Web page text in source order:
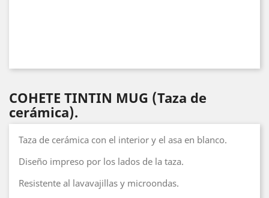
COHETE TINTIN MUG (Taza de
cerámica).
Taza de cerámica con el interior y el asa en blanco.
Diseño impreso por los lados de la taza.
Resistente al lavavajillas y microondas.